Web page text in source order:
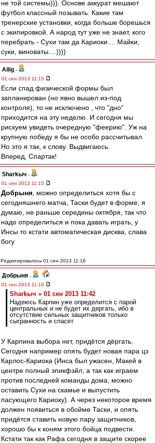
не той системы))). Основе аккурат мешают
футбол классный позывать. Какие там
тренерские установки, когда больше борешься
с экипировкой. А народ тут уже не знает, кого
перебрать - Сухи там да Кариоки.... Майки,
суки, виноваты....))))
Allig -
01 сен 2013 11:15
Если спад физической формы был
запланирован (но явно вышел из-под
контроля), то не исключено , что "дно"
приходится на эту неделю. И сегодня мы
рискуем увидеть очередную "феерию". Уж на
крупную победу я бы не особо рассчитывал.
Но это я так, к слову. Выдвигаюсь.
Вперед, Спартак!
Sharkыч -
01 сен 2013 11:15
Добрыня , можно определиться хотя бы с
сегодняшнего матча, Таски будет в форме, я
думаю, не раньше середины октября, так что
надо определиться и пока давать играть, у
Инсы то кстати автоматическая дисква, слава
богу
Редактировалось 01 сен 2013 11:16
Добрыня -
01 сен 2013 11:10
Sharkыч » 01 сен 2013 11:42
Надеюсь Карпин уже определится с парой
центральных и не будет их дергать, ибо в
отсутствие сильных защитников только
сыгранность и спасет
У Карпина выбора нет, придётся дёргать.
Сегодня например опять будет новая пара цз
Карлос-Кариока (Инса был ужасен, Макей в
центре полный эпикфэйл, а так как играем
против последней команды дома, можно
оставить Сухи на скамье и выпустить
пасующего Кариоку). А через некоторое время
должен появиться в обойме Таски, и опять
придётся ставить новую пару защитников,
хорошо бы к коням этого бойца подвести.
Кстати так как Рафа сегодня в защите скорее